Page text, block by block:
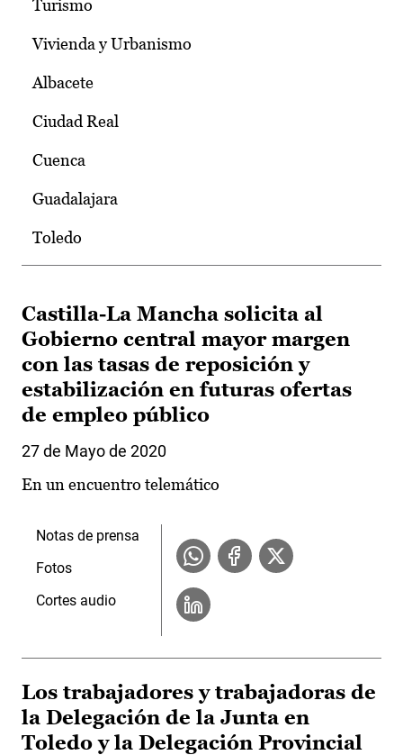
Turismo
Vivienda y Urbanismo
Albacete
Ciudad Real
Cuenca
Guadalajara
Toledo
Castilla-La Mancha solicita al
Gobierno central mayor margen
con las tasas de reposición y
estabilización en futuras ofertas
de empleo público
27 de Mayo de 2020
En un encuentro telemático
Notas de prensa
Fotos
Cortes audio
Los trabajadores y trabajadoras de
la Delegación de la Junta en
Toledo y la Delegación Provincial